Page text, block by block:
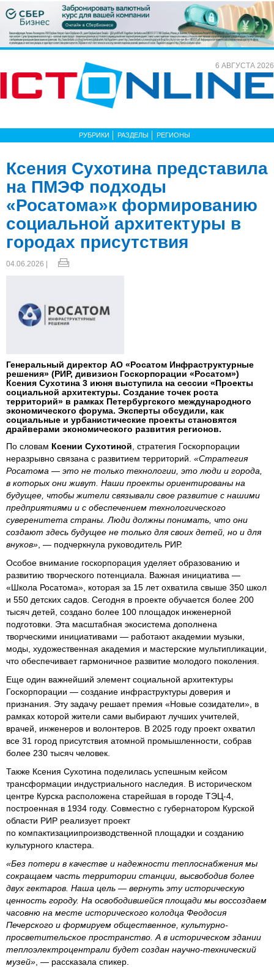
6 АВГУСТА 2026
РУБРИКИ РАЗДЕЛЫ РЕГИОНЫ
Ксения Сухотина представила
на ПМЭФ подходы
«Росатома»к формированию
социальной архитектуры в
городах присутствия
04.06.2026 |
Генеральный директор АО «Росатом Инфраструктурные
решения» (РИР, дивизион Госкорпорации «Росатом»)
Ксения Сухотина 3 июня выступила на сессии «Проекты
социальной архитектуры. Создание точек роста
территорий» в рамках Петербургского международного
экономического форума. Эксперты обсудили, как
социальные и урбанистические проекты становятся
драйверами экономического развития регионов.
По словам Ксении Сухотиной , стратегия Госкорпорации
неразрывно связана с развитием территорий. «Стратегия
Росатома — это не только технологии, это люди и города,
в которых они живут. Наши проекты ориентированы на
будущее, чтобы жители связывали свое развитие с нашими
предприятиями и с обеспечением технологического
суверенитета страны. Люди должны понимать, что они
создают здесь будущее не только для своих детей, но и для
внуков» , — подчеркнула руководитель РИР.
Особое внимание госкорпорация уделяет образованию и
развитию творческого потенциала. Важная инициатива —
«Школа Росатома», которая за 15 лет охватила свыше 350 школ
и 550 детских садов. Сегодня в проекте обучается более 200
тысяч детей, создано более 100 площадок инженерной
подготовки. Эта масштабная экосистема дополнена
творческими инициативами — работают академии музыки,
моды, художественная академия и мастерские мультипликации,
что обеспечивает гармоничное развитие молодого поколения.
Еще один важнейший элемент социальной архитектуры
Госкорпорации — создание инфраструктуры доверия и
признания. Эту задачу решает премия «Новые созидатели», в
рамках которой жители сами выбирают лучших учителей,
врачей, инженеров и волонтеров. В 2025 году проект охватил
все 31 город присутствия атомной промышленности, собрав
более 230 тысяч человек.
Также Ксения Сухотина поделилась успешным кейсом
трансформации индустриального наследия. В историческом
центре Курска расположена старейшая в городе ТЭЦ-4,
построенная в 1934 году. Совместно с губернатором Курской
области РИР реализует проект
по компактизациипроизводственной площадки и созданию
культурного кластера.
«Без потери в качестве и надежности теплоснабжения мы
сокращаем часть территории станции, высвободив более
двух гектаров. Наша цель — вернуть эту историческую
ценность городу. На освободившейся площади мы воссоздаем
часовню на месте исторического колодца Феодосия
Печерского и формируем общественное, культурно-
просветительское пространство. А в историческом здании
теплоэлектроцентрали будет создан научно-технический
музей» , — рассказала спикер.